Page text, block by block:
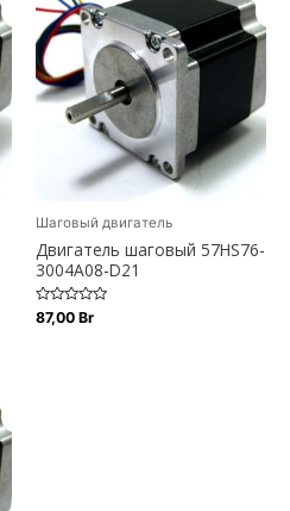
Шаговый двигатель
Двигатель шаговый 57HS76-
3004A08-D21
Оценка
0
87,00 Br